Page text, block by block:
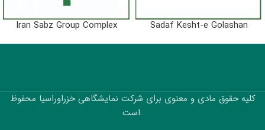
Iran Sabz Group Complex Sadaf Kesht-e Golashan
کلیه حقوق مادی و معنوی برای شرکت نمایشگاهی خزراوراسیا محفوظ
است.